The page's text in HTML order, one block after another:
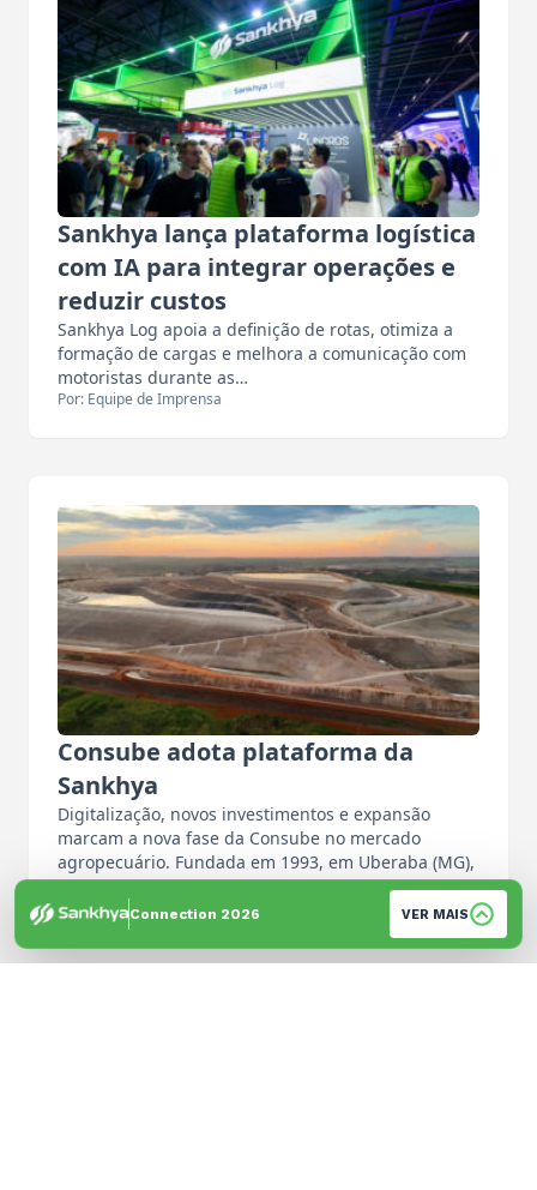
Sankhya lança plataforma logística
com IA para integrar operações e
reduzir custos
Sankhya Log apoia a definição de rotas, otimiza a
formação de cargas e melhora a comunicação com
motoristas durante as…
Por: Equipe de Imprensa
Consube adota plataforma da
Sankhya
Digitalização, novos investimentos e expansão
marcam a nova fase da Consube no mercado
agropecuário. Fundada em 1993, em Uberaba (MG),
…
Por: Equipe de Imprensa
Connection 2026 VER MAIS